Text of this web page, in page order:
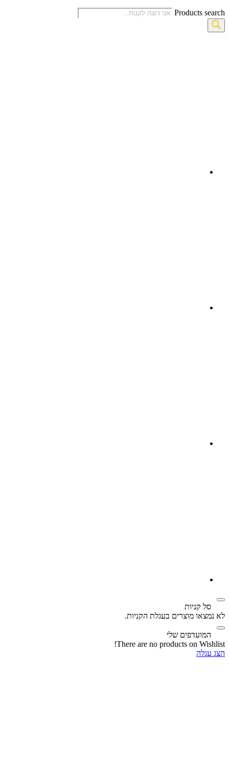
Products search
סל קניות‬
לא נמצאו מוצרים בעגלת הקניות.
המועדפים שלי
There are no products on Wishlist!
הצג עגלה